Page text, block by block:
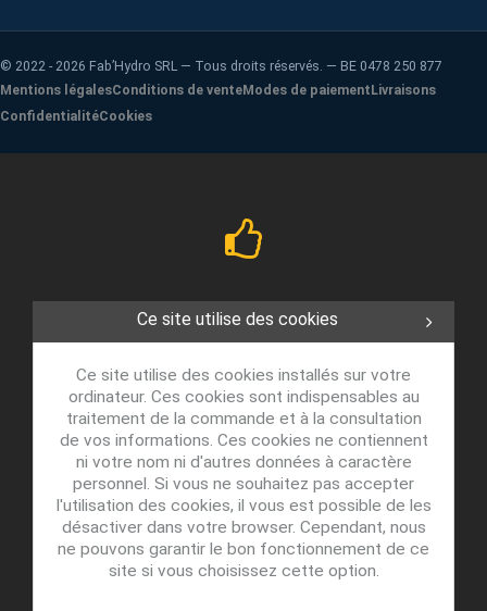
© 2022 - 2026 Fab’Hydro SRL — Tous droits réservés. — BE 0478 250 877
Mentions légalesConditions de venteModes de paiementLivraisons
ConfidentialitéCookies
Ce site utilise des cookies
Ce site utilise des cookies installés sur votre
ordinateur. Ces cookies sont indispensables au
traitement de la commande et à la consultation
de vos informations. Ces cookies ne contiennent
ni votre nom ni d'autres données à caractère
personnel. Si vous ne souhaitez pas accepter
l'utilisation des cookies, il vous est possible de les
désactiver dans votre browser. Cependant, nous
ne pouvons garantir le bon fonctionnement de ce
site si vous choisissez cette option.